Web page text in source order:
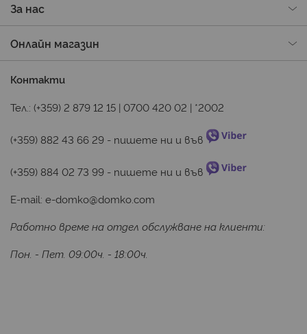
За нас
Онлайн магазин
Контакти
Тел.: (+359) 2 879 12 15 | 0700 420 02 | *2002
(+359) 882 43 66 29 - пишете ни и във
(+359) 884 02 73 99 - пишете ни и във
E-mail: e-domko@domko.com
Работно време на отдел обслужване на клиенти:
Пон. - Пет. 09:00ч. - 18:00ч.